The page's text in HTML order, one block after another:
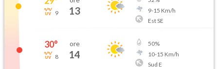
9 13
9-15 Km/h
Est SE
30°
8
ore
14
50%
10-15 Km/h
Sud E